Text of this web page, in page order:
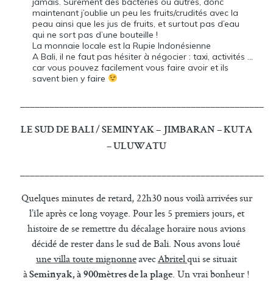
maintenant j’oublie un peu les fruits/crudités avec la
peau ainsi que les jus de fruits, et surtout pas d’eau
qui ne sort pas d’une bouteille !
La monnaie locale est la Rupie Indonésienne
A Bali, il ne faut pas hésiter à négocier : taxi, activités …
car vous pouvez facilement vous faire avoir et ils
savent bien y faire
LE SUD DE BALI / SEMINYAK – JIMBARAN – KUTA
– ULUWATU
Quelques minutes de retard, 22h30 nous voilà arrivées sur
l’île après ce long voyage. Pour les 5 premiers jours, et
histoire de se remettre du décalage horaire nous avions
décidé de rester dans le sud de Bali. Nous avons loué
une villa toute mignonneavecAbritelqui se situait
àSeminyak, à 900mètres de la plage. Un vrai bonheur !